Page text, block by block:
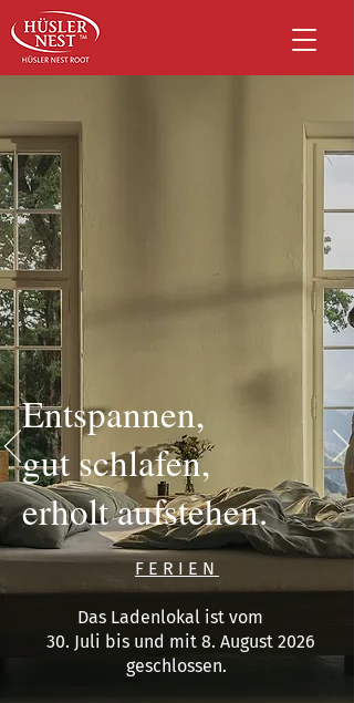
Entspannen,
gut schlafen,
erholt aufstehen.
F E R I E N
Das Ladenlokal ist vom
30. Juli bis und mit 8. August 2026
geschlossen.